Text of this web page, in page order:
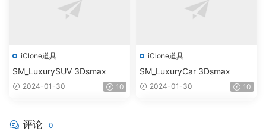
iClone道具
SM_LuxurySUV 3Dsmax
2024-01-30 10
iClone道具
SM_LuxuryCar 3Dsmax
2024-01-30 10
评论 0